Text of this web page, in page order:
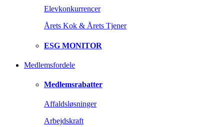
Elevkonkurrencer
Årets Kok & Årets Tjener
ESG MONITOR
Medlemsfordele
Medlemsrabatter
Affaldsløsninger
Arbejdskraft